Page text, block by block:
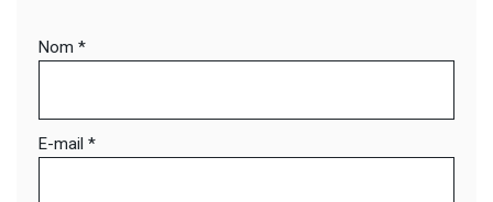
Nom *
E-mail *